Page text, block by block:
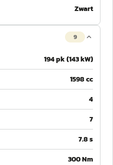
Zwart
9
194 pk (143 kW)
1598 cc
4
7
7.8 s
300 Nm